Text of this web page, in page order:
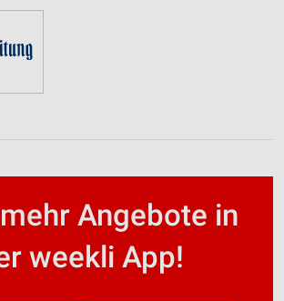
Angebote in
weekli App!